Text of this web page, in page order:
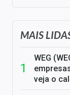
MAIS
WEG
veja o